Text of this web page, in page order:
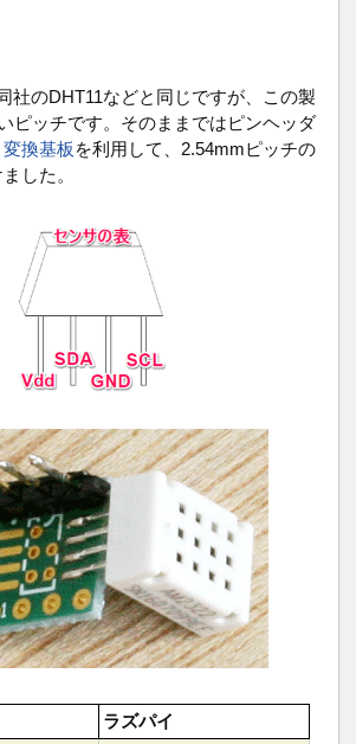
社のDHT11などと同じですが、この製
ピッチです。そのままではピンヘッダ
変換基板 を利用して、2.54mmピッチの
した。
ラズパイ